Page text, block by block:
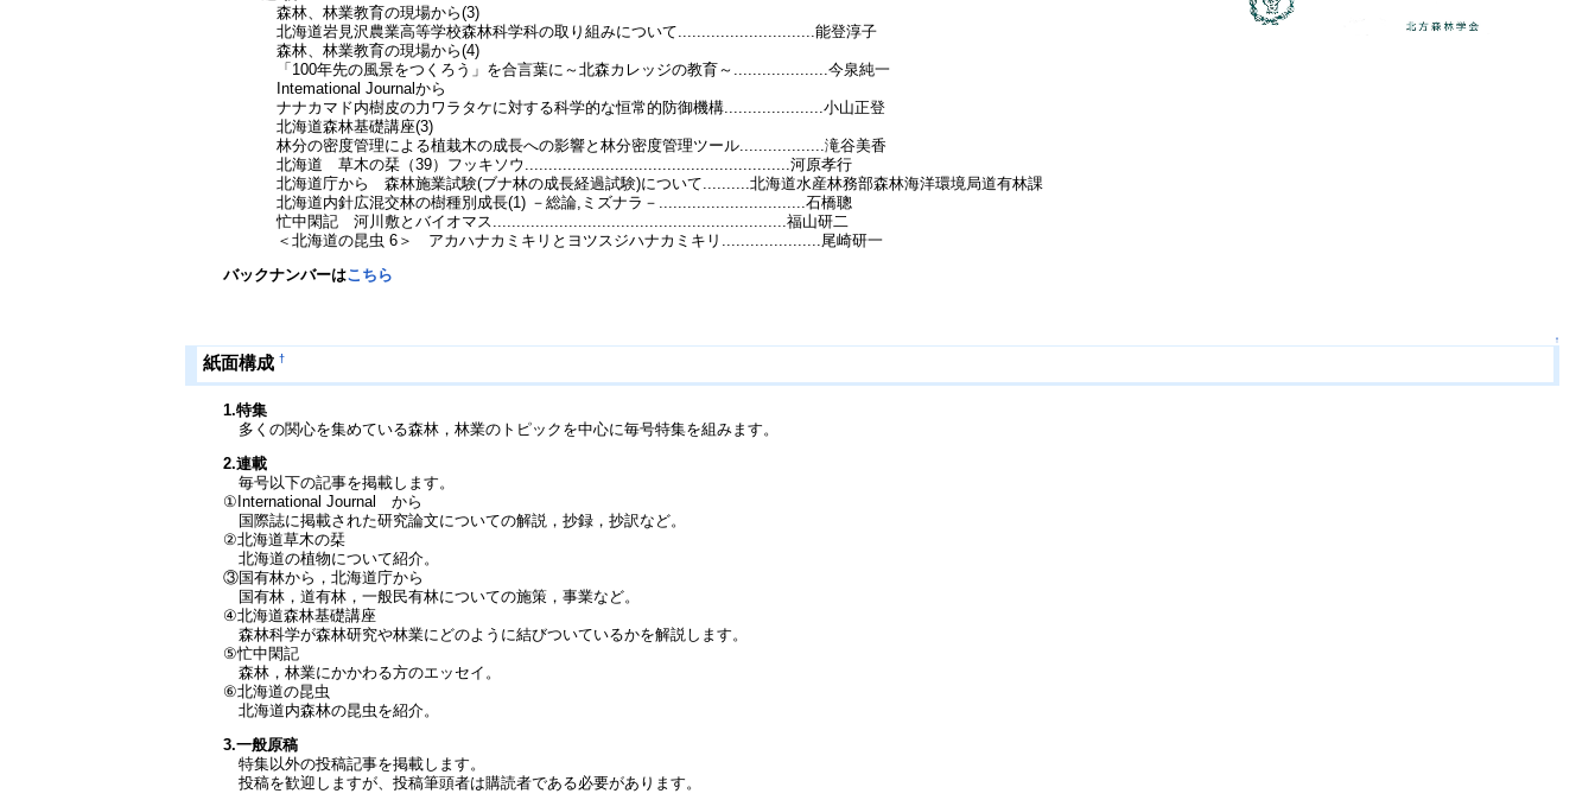
森林、林業教育の現場から(3)
北海道岩見沢農業高等学校森林科学科の取り組みについて.............................能登淳子
森林、林業教育の現場から(4)
「100年先の風景をつくろう」を合言葉に～北森カレッジの教育～....................今泉純一
Intemational Journalから
ナナカマド内樹皮の力ワラタケに対する科学的な恒常的防御機構.....................小山正登
北海道森林基礎講座(3)
林分の密度管理による植栽木の成長への影響と林分密度管理ツール..................滝谷美香
北海道 草木の栞（39）フッキソウ........................................................河原孝行
北海道庁から 森林施業試験(ブナ林の成長経過試験)について..........北海道水産林務部森林海洋環境局道有林課
北海道内針広混交林の樹種別成長(1) －総論,ミズナラ－...............................石橋聰
忙中閑記 河川敷とバイオマス..............................................................福山研二
＜北海道の昆虫 6＞ アカハナカミキリとヨツスジハナカミキリ.....................尾崎研一
バックナンバーはこちら
↑
紙面構成 †
1.特集
多くの関心を集めている森林，林業のトピックを中心に毎号特集を組みます。
2.連載
毎号以下の記事を掲載します。
①International Journal から
国際誌に掲載された研究論文についての解説，抄録，抄訳など。
②北海道草木の栞
北海道の植物について紹介。
③国有林から，北海道庁から
国有林，道有林，一般民有林についての施策，事業など。
④北海道森林基礎講座
森林科学が森林研究や林業にどのように結びついているかを解説します。
⑤忙中閑記
森林，林業にかかわる方のエッセイ。
⑥北海道の昆虫
北海道内森林の昆虫を紹介。
3.一般原稿
特集以外の投稿記事を掲載します。
投稿を歓迎しますが、投稿筆頭者は購読者である必要があります。